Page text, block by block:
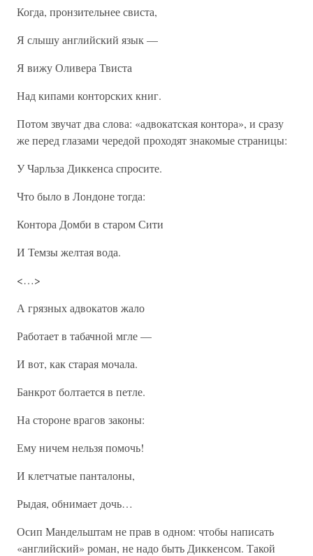
Когда, пронзительнее свиста,
Я слышу английский язык —
Я вижу Оливера Твиста
Над кипами конторских книг.
Потом звучат два слова: «адвокатская контора», и сразу
же перед глазами чередой проходят знакомые страницы:
У Чарльза Диккенса спросите.
Что было в Лондоне тогда:
Контора Домби в старом Сити
И Темзы желтая вода.
<…>
А грязных адвокатов жало
Работает в табачной мгле —
И вот, как старая мочала.
Банкрот болтается в петле.
На стороне врагов законы:
Ему ничем нельзя помочь!
И клетчатые панталоны,
Рыдая, обнимает дочь…
Осип Мандельштам не прав в одном: чтобы написать
«английский» роман, не надо быть Диккенсом. Такой